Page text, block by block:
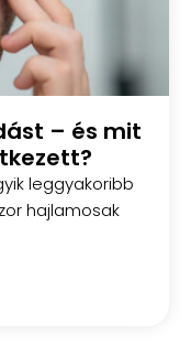
– és mit
leggyakoribb
hajlamosak